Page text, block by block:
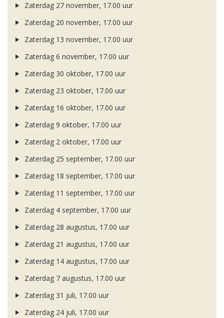
Zaterdag 27 november, 17.00 uur
Zaterdag 20 november, 17.00 uur
Zaterdag 13 november, 17.00 uur
Zaterdag 6 november, 17.00 uur
Zaterdag 30 oktober, 17.00 uur
Zaterdag 23 oktober, 17.00 uur
Zaterdag 16 oktober, 17.00 uur
Zaterdag 9 oktober, 17.00 uur
Zaterdag 2 oktober, 17.00 uur
Zaterdag 25 september, 17.00 uur
Zaterdag 18 september, 17.00 uur
Zaterdag 11 september, 17.00 uur
Zaterdag 4 september, 17.00 uur
Zaterdag 28 augustus, 17.00 uur
Zaterdag 21 augustus, 17.00 uur
Zaterdag 14 augustus, 17.00 uur
Zaterdag 7 augustus, 17.00 uur
Zaterdag 31 juli, 17.00 uur
Zaterdag 24 juli, 17.00 uur